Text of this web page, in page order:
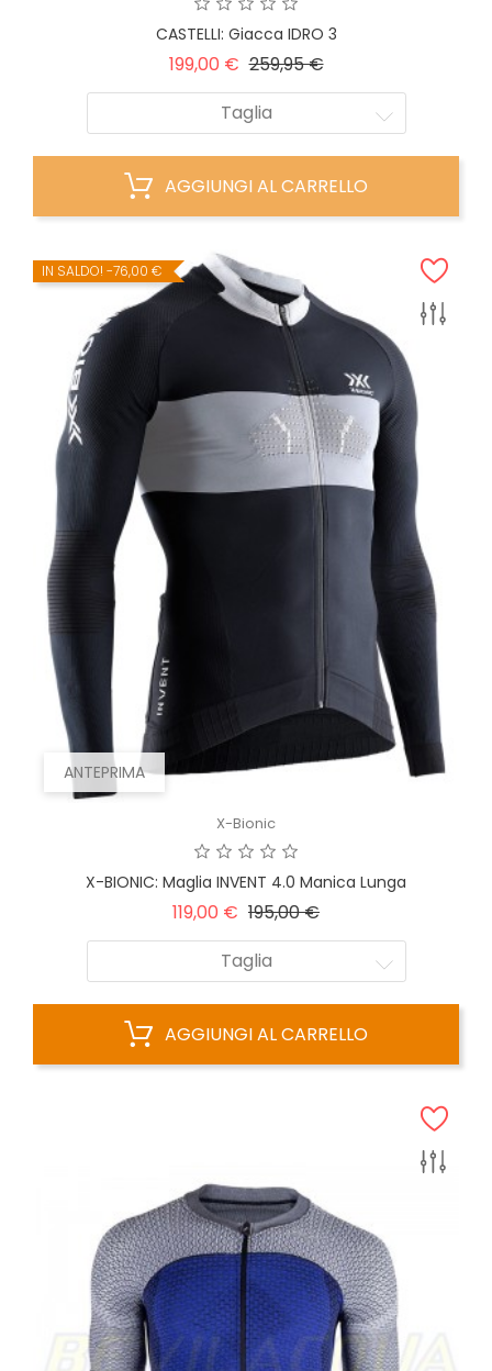
CASTELLI: Giacca IDRO 3
199,00 € Prezzo
259,95 €Prezzo
Taglia
AGGIUNGI AL CARRELLO
ANTEPRIMA
IN SALDO!-76,00 €
X-Bionic
X-BIONIC: Maglia INVENT 4.0 Manica Lunga
119,00 € Prezzo
195,00 €Prezzo
Taglia
AGGIUNGI AL CARRELLO